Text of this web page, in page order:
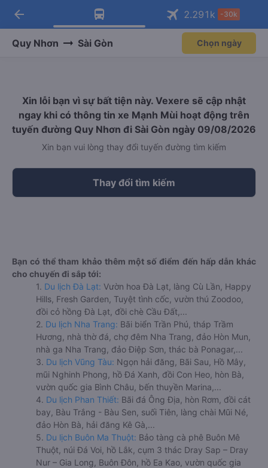
Tải app Vexere ngay!
Nhận ưu đãi thành viên độc
Mở app
Tải app Vexere
-30k/ghế khi đặt vé máy bay qua
Mở app
arrow_back 2.291 k -30k
Quy Nhơn Sài Gòn Chọn ngày
Xin lỗi bạn vì sự bất tiện này. Vexere sẽ cập nhật
ngay khi có thông tin xe Mạnh Mùi hoạt động trên
tuyến đường Quy Nhơn đi Sài Gòn ngày 09/08/2026
Xin bạn vui lòng thay đổi tuyến đường tìm kiếm
Thay đổi tìm kiếm
Bạn có thể tham khảo thêm một số điểm đến hấp dẫn khác
cho chuyến đi sắp tới:
1. Du lịch Đà Lạt: Vườn hoa Đà Lạt, làng Cù Lần, Happy
Hills, Fresh Garden, Tuyệt tình cốc, vườn thú Zoodoo,
đồi cỏ hồng Đà Lạt, đồi chè Cầu Đất,...
2. Du lịch Nha Trang: Bãi biển Trần Phú, tháp Trầm
Hương, nhà thờ đá, chợ đêm Nha Trang, đảo Hòn Mun,
nhà ga Nha Trang, đảo Điệp Sơn, thác bà Ponagar,...
3. Du lịch Vũng Tàu: Ngọn hải đăng, Bãi Sau, Hồ Mây,
mũi Nghinh Phong, hồ Đá Xanh, đồi Con Heo, hòn Bà,
vườn quốc gia Bình Châu, bến thuyền Marina,...
4. Du lịch Phan Thiết: Bãi đá Ông Địa, hòn Rơm, đồi cát
bay, Bàu Trắng - Bàu Sen, suối Tiên, làng chài Mũi Né,
đảo Hòn Bà, hải đăng Kê Gà,...
5. Du lịch Buôn Ma Thuột: Bảo tàng cà phê Buôn Mê
Thuột, núi Đá Voi, hồ Lắk, cụm 3 thác Dray Sap – Dray
Nur – Gia Long, Buôn Đôn, hồ Ea Kao, vườn quốc gia